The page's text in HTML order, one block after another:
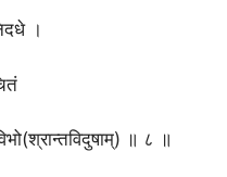
।
॥ ८ ॥